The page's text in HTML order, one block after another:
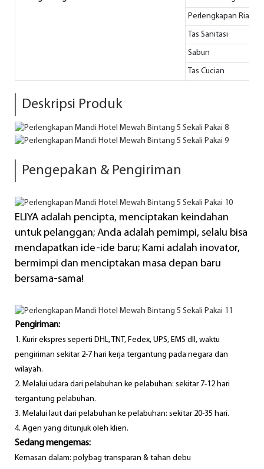
Perlengkapan Rias
Tas Sanitasi
Sabun
Tas Cucian
Deskripsi Produk
Pengepakan & Pengiriman
ELIYA adalah pencipta, menciptakan keindahan
untuk pelanggan; Anda adalah pemimpi, selalu bisa
mendapatkan ide-ide baru; Kami adalah inovator,
bermimpi dan menciptakan masa depan baru
bersama-sama!
Pengiriman:
1. Kurir ekspres seperti DHL, TNT, Fedex, UPS, EMS dll, waktu
pengiriman sekitar 2-7 hari kerja tergantung pada negara dan
wilayah.
2. Melalui udara dari pelabuhan ke pelabuhan: sekitar 7-12 hari
tergantung pelabuhan.
3. Melalui laut dari pelabuhan ke pelabuhan: sekitar 20-35 hari.
4. Agen yang ditunjuk oleh klien.
Sedang mengemas:
Kemasan dalam: polybag transparan & tahan debu